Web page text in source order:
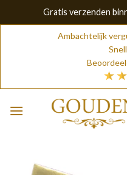
Gratis verzenden
Ambachtelijk